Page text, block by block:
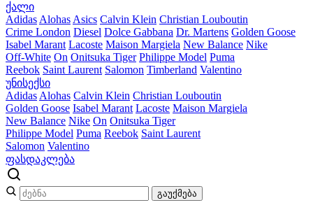
ქალი
Adidas Alohas Asics Calvin Klein Christian Louboutin
Crime London Diesel Dolce Gabbana Dr. Martens Golden Goose
Isabel Marant Lacoste Maison Margiela New Balance Nike
Off-White On Onitsuka Tiger Philippe Model Puma
Reebok Saint Laurent Salomon Timberland Valentino
უნისექსი
Adidas Alohas Calvin Klein Christian Louboutin
Golden Goose Isabel Marant Lacoste Maison Margiela
New Balance Nike On Onitsuka Tiger
Philippe Model Puma Reebok Saint Laurent
Salomon Valentino
ფასდაკლება
გაუქმება